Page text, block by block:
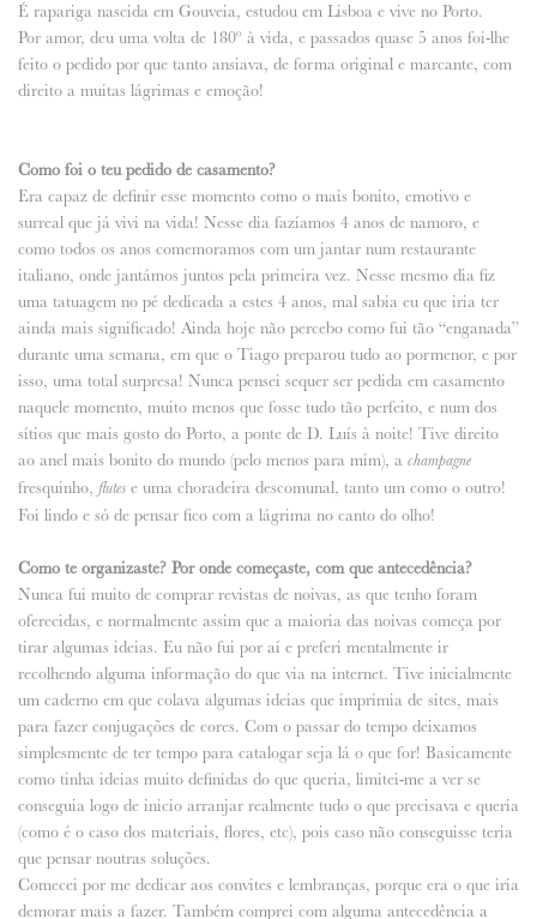
É rapariga nascida em Gouveia, estudou em Lisboa e vive no Porto.
Por amor, deu uma volta de 180º à vida, e passados quase 5 anos foi-lhe
feito o pedido por que tanto ansiava, de forma original e marcante, com
direito a muitas lágrimas e emoção!
Como foi o teu pedido de casamento?
Era capaz de definir esse momento como o mais bonito, emotivo e
surreal que já vivi na vida! Nesse dia fazíamos 4 anos de namoro, e
como todos os anos comemoramos com um jantar num restaurante
italiano, onde jantámos juntos pela primeira vez. Nesse mesmo dia fiz
uma tatuagem no pé dedicada a estes 4 anos, mal sabia eu que iria ter
ainda mais significado! Ainda hoje não percebo como fui tão “enganada”
durante uma semana, em que o Tiago preparou tudo ao pormenor, e por
isso, uma total surpresa! Nunca pensei sequer ser pedida em casamento
naquele momento, muito menos que fosse tudo tão perfeito, e num dos
sítios que mais gosto do Porto, a ponte de D. Luís à noite! Tive direito
ao anel mais bonito do mundo (pelo menos para mim), a champagne
fresquinho, flutese uma choradeira descomunal, tanto um como o outro!
Foi lindo e só de pensar fico com a lágrima no canto do olho!
Como te organizaste? Por onde começaste, com que antecedência?
Nunca fui muito de comprar revistas de noivas, as que tenho foram
oferecidas, e normalmente assim que a maioria das noivas começa por
tirar algumas ideias. Eu não fui por aí e preferi mentalmente ir
recolhendo alguma informação do que via na internet. Tive inicialmente
um caderno em que colava algumas ideias que imprimia de sites, mais
para fazer conjugações de cores. Com o passar do tempo deixamos
simplesmente de ter tempo para catalogar seja lá o que for! Basicamente
como tinha ideias muito definidas do que queria, limitei-me a ver se
conseguia logo de inicio arranjar realmente tudo o que precisava e queria
(como é o caso dos materiais, flores, etc), pois caso não conseguisse teria
que pensar noutras soluções.
Comecei por me dedicar aos convites e lembranças, porque era o que iria
demorar mais a fazer. Também comprei com alguma antecedência a